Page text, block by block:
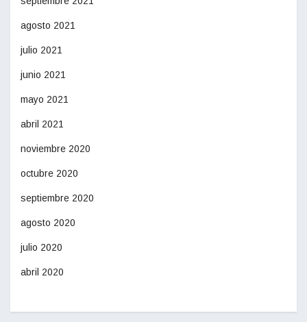
agosto 2021
julio 2021
junio 2021
mayo 2021
abril 2021
noviembre 2020
octubre 2020
septiembre 2020
agosto 2020
julio 2020
abril 2020